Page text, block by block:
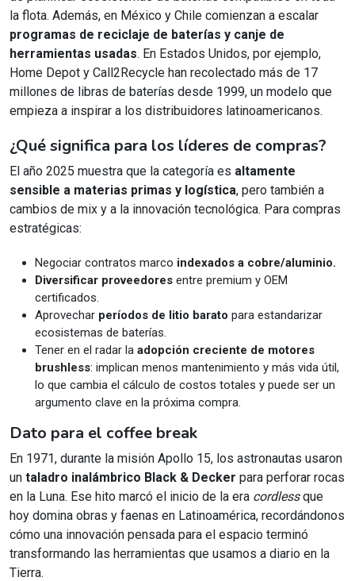
la flota. Además, en México y Chile comienzan a escalar
programas de reciclaje de baterías y canje de
herramientas usadas. En Estados Unidos, por ejemplo,
Home Depot y Call2Recycle han recolectado más de 17
millones de libras de baterías desde 1999, un modelo que
empieza a inspirar a los distribuidores latinoamericanos.
¿Qué significa para los líderes de compras?
El año 2025 muestra que la categoría es altamente
sensible a materias primas y logística, pero también a
cambios de mix y a la innovación tecnológica. Para compras
estratégicas:
Negociar contratos marco indexados a cobre/aluminio.
Diversificar proveedores entre premium y OEM
certificados.
Aprovechar períodos de litio barato para estandarizar
ecosistemas de baterías.
Tener en el radar la adopción creciente de motores
brushless: implican menos mantenimiento y más vida útil,
lo que cambia el cálculo de costos totales y puede ser un
argumento clave en la próxima compra.
Dato para el coffee break
En 1971, durante la misión Apollo 15, los astronautas usaron
un taladro inalámbrico Black & Decker para perforar rocas
en la Luna. Ese hito marcó el inicio de la era cordlessque
hoy domina obras y faenas en Latinoamérica, recordándonos
cómo una innovación pensada para el espacio terminó
transformando las herramientas que usamos a diario en la
Tierra.